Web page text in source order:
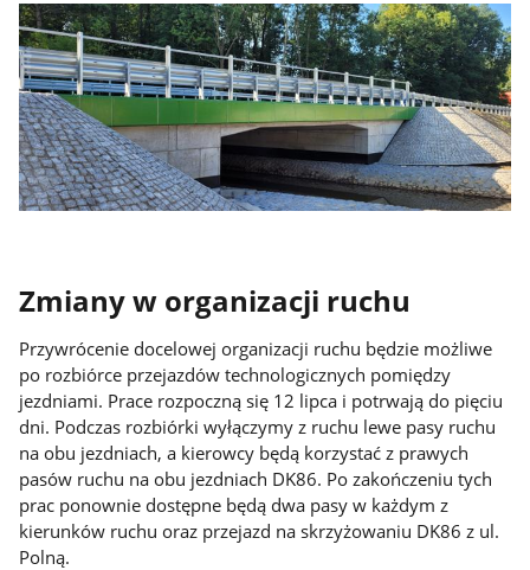
Zmiany w organizacji ruchu
Przywrócenie docelowej organizacji ruchu będzie możliwe
po rozbiórce przejazdów technologicznych pomiędzy
jezdniami. Prace rozpoczną się 12 lipca i potrwają do pięciu
dni. Podczas rozbiórki wyłączymy z ruchu lewe pasy ruchu
na obu jezdniach, a kierowcy będą korzystać z prawych
pasów ruchu na obu jezdniach DK86. Po zakończeniu tych
prac ponownie dostępne będą dwa pasy w każdym z
kierunków ruchu oraz przejazd na skrzyżowaniu DK86 z ul.
Polną.